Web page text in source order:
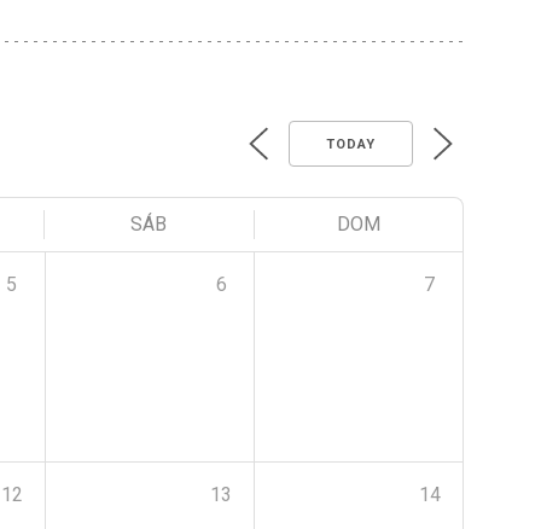
TODAY
SÁB DOM
5 6 7
12 13 14